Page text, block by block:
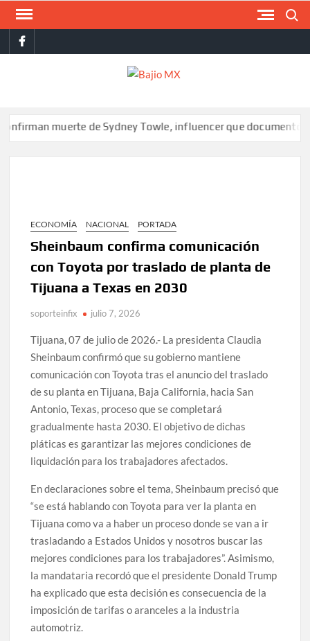
Saltar
contenidofacebook
muerte de Sydney Towle, influencer que documentó su
ECONOMÍA NACIONAL PORTADA
Sheinbaum confirma comunicación
con Toyota por traslado de planta de
Tijuana a Texas en 2030
soporteinfix julio 7, 2026
Tijuana, 07 de julio de 2026.- La presidenta Claudia
Sheinbaum confirmó que su gobierno mantiene
comunicación con Toyota tras el anuncio del traslado
de su planta en Tijuana, Baja California, hacia San
Antonio, Texas, proceso que se completará
gradualmente hasta 2030. El objetivo de dichas
pláticas es garantizar las mejores condiciones de
liquidación para los trabajadores afectados.
En declaraciones sobre el tema, Sheinbaum precisó que
“se está hablando con Toyota para ver la planta en
Tijuana como va a haber un proceso donde se van a ir
trasladando a Estados Unidos y nosotros buscar las
mejores condiciones para los trabajadores”. Asimismo,
la mandataria recordó que el presidente Donald Trump
ha explicado que esta decisión es consecuencia de la
imposición de tarifas o aranceles a la industria
automotriz.